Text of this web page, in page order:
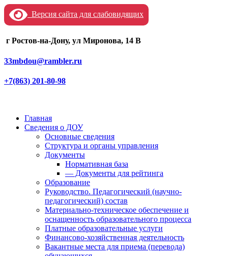
Версия сайта для слабовидящих
г Ростов-на-Дону, ул Миронова, 14 В
33mbdou@rambler.ru
+7(863) 201-80-98
Главная
Сведения о ДОУ
Основные сведения
Структура и органы управления
Документы
Нормативная база
— Документы для рейтинга
Образование
Руководство. Педагогический (научно-
педагогический) состав
Материально-техническое обеспечение и
оснащенность образовательного процесса
Платные образовательные услуги
Финансово-хозяйственная деятельность
Вакантные места для приема (перевода)